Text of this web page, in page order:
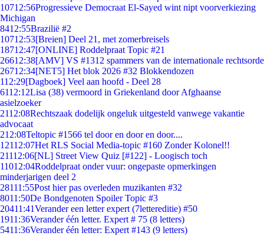
10712:56Progressieve Democraat El-Sayed wint nipt voorverkiezing
Michigan
8412:55Brazilië #2
10712:53[Breien] Deel 21, met zomerbreisels
18712:47[ONLINE] Roddelpraat Topic #21
26612:38[AMV] VS #1312 spammers van de internationale rechtsorde
26712:34[NET5] Het blok 2026 #32 Blokkendozen
112:29[Dagboek] Veel aan hoofd - Deel 28
6112:12Lisa (38) vermoord in Griekenland door Afghaanse
asielzoeker
2112:08Rechtszaak dodelijk ongeluk uitgesteld vanwege vakantie
advocaat
212:08Teltopic #1566 tel door en door en door....
12112:07Het RLS Social Media-topic #160 Zonder Kolonel!!
21112:06[NL] Street View Quiz [#122] - Loogisch toch
11012:04Roddelpraat onder vuur: ongepaste opmerkingen
minderjarigen deel 2
28111:55Post hier pas overleden muzikanten #32
8011:50De Bondgenoten Spoiler Topic #3
20411:41Verander een letter expert (7lettereditie) #50
1911:36Verander één letter. Expert # 75 (8 letters)
5411:36Verander één letter: Expert #143 (9 letters)